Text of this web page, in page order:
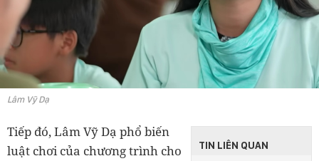
Lâm Vỹ Dạ
TIN LIÊN QUAN
Tiếp đó, Lâm Vỹ Dạ phổ biến
luật chơi của chương trình cho